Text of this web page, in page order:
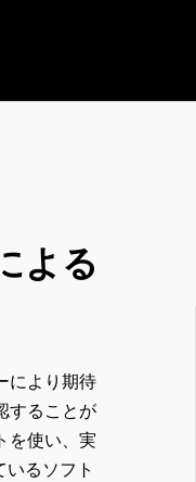
よる
により期待
することが
を使い、実
るソフト